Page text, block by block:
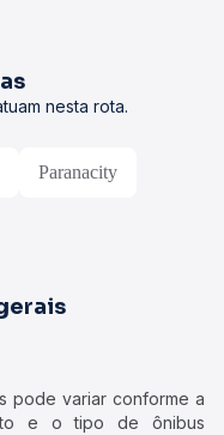
nesta rota.
Paranacity
pode variar conforme a
e o tipo de ônibus